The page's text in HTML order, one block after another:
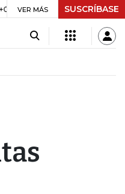
UVR $ 416,96 +$ 0,05
VER MÁS SUSCRÍBASE